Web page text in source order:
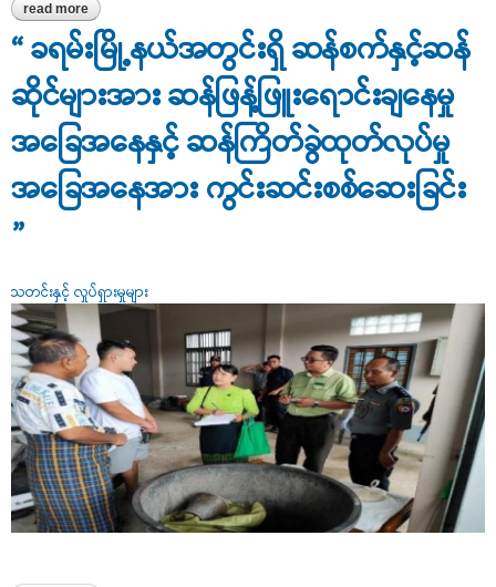
read more about နိုင်ငံစီးပွားမြှင့်တင်ရေးရန်ပုံငွေဖြင့် သုဝဏ္ဏဘူမိအမှတ်တံဆိပ်
အမွှေးတိုင်လုပ်ငန်းအား ချေးငွေပေးနိုင်ရေး ကွင်းဆင်းစစ်ဆေးခြင်း
“ ခရမ်းမြို့နယ်အတွင်းရှိ ဆန်စက်နှင့်ဆန်
ဆိုင်များအား ဆန်ဖြန့်ဖြူးရောင်းချနေမှု
အခြေအနေနှင့် ဆန်ကြိတ်ခွဲထုတ်လုပ်မှု
အခြေအနေအား ကွင်းဆင်းစစ်ဆေးခြင်း
”
သတင်းနှင့် လှုပ်ရှားမှုများ